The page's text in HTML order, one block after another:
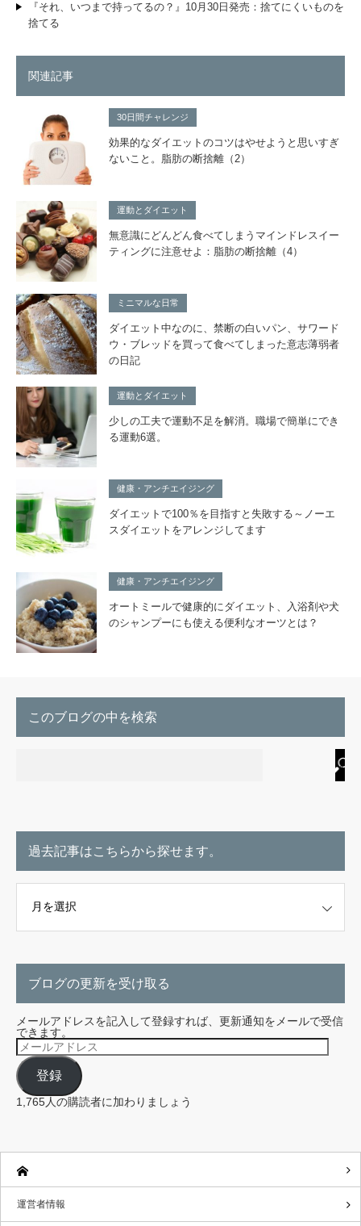
『それ、いつまで持ってるの？』10月30日発売：捨てにくいものを
捨てる
関連記事
30日間チャレンジ
効果的なダイエットのコツはやせようと思いすぎ
ないこと。脂肪の断捨離（2）
運動とダイエット
無意識にどんどん食べてしまうマインドレスイー
ティングに注意せよ：脂肪の断捨離（4）
ミニマルな日常
ダイエット中なのに、禁断の白いパン、サワード
ウ・ブレッドを買って食べてしまった意志薄弱者
の日記
運動とダイエット
少しの工夫で運動不足を解消。職場で簡単にでき
る運動6選。
健康・アンチエイジング
ダイエットで100％を目指すと失敗する～ノーエ
スダイエットをアレンジしてます
健康・アンチエイジング
オートミールで健康的にダイエット、入浴剤や犬
のシャンプーにも使える便利なオーツとは？
このブログの中を検索
過去記事はこちらから探せます。
ブログの更新を受け取る
メールアドレスを記入して登録すれば、更新通知をメールで受信
できます。
メ
ー
ル
ア
ド
レ
ス
登録
1,765人の購読者に加わりましょう
運営者情報